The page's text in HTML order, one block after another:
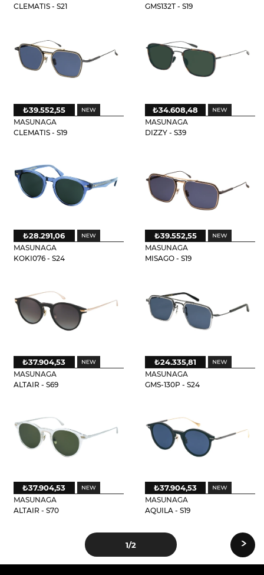
CLEMATIS - S21
GMS132T - S19
MASUNAGA
CLEMATIS - S19
₺39.552,55
MASUNAGA
DIZZY - S39
₺34.608,48
MASUNAGA
KOKI076 - S24
₺28.291,06
MASUNAGA
MISAGO - S19
₺39.552,55
MASUNAGA
ALTAIR - S69
₺37.904,53
MASUNAGA
GMS-130P - S24
₺24.335,81
MASUNAGA
ALTAIR - S70
₺37.904,53
MASUNAGA
AQUILA - S19
₺37.904,53
1/2 ›